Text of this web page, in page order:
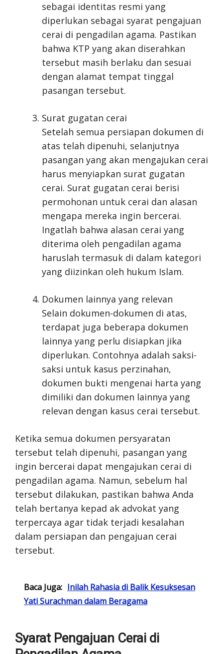
sebagai identitas resmi yang
diperlukan sebagai syarat pengajuan
cerai di pengadilan agama. Pastikan
bahwa KTP yang akan diserahkan
tersebut masih berlaku dan sesuai
dengan alamat tempat tinggal
pasangan tersebut.
Surat gugatan cerai
Setelah semua persiapan dokumen di
atas telah dipenuhi, selanjutnya
pasangan yang akan mengajukan cerai
harus menyiapkan surat gugatan
cerai. Surat gugatan cerai berisi
permohonan untuk cerai dan alasan
mengapa mereka ingin bercerai.
Ingatlah bahwa alasan cerai yang
diterima oleh pengadilan agama
haruslah termasuk di dalam kategori
yang diizinkan oleh hukum Islam.
Dokumen lainnya yang relevan
Selain dokumen-dokumen di atas,
terdapat juga beberapa dokumen
lainnya yang perlu disiapkan jika
diperlukan. Contohnya adalah saksi-
saksi untuk kasus perzinahan,
dokumen bukti mengenai harta yang
dimiliki dan dokumen lainnya yang
relevan dengan kasus cerai tersebut.
Ketika semua dokumen persyaratan
tersebut telah dipenuhi, pasangan yang
ingin bercerai dapat mengajukan cerai di
pengadilan agama. Namun, sebelum hal
tersebut dilakukan, pastikan bahwa Anda
telah bertanya kepad ak advokat yang
terpercaya agar tidak terjadi kesalahan
dalam persiapan dan pengajuan cerai
tersebut.
Baca Juga: Inilah Rahasia di Balik Kesuksesan
Yati Surachman dalam Beragama
Syarat Pengajuan Cerai di